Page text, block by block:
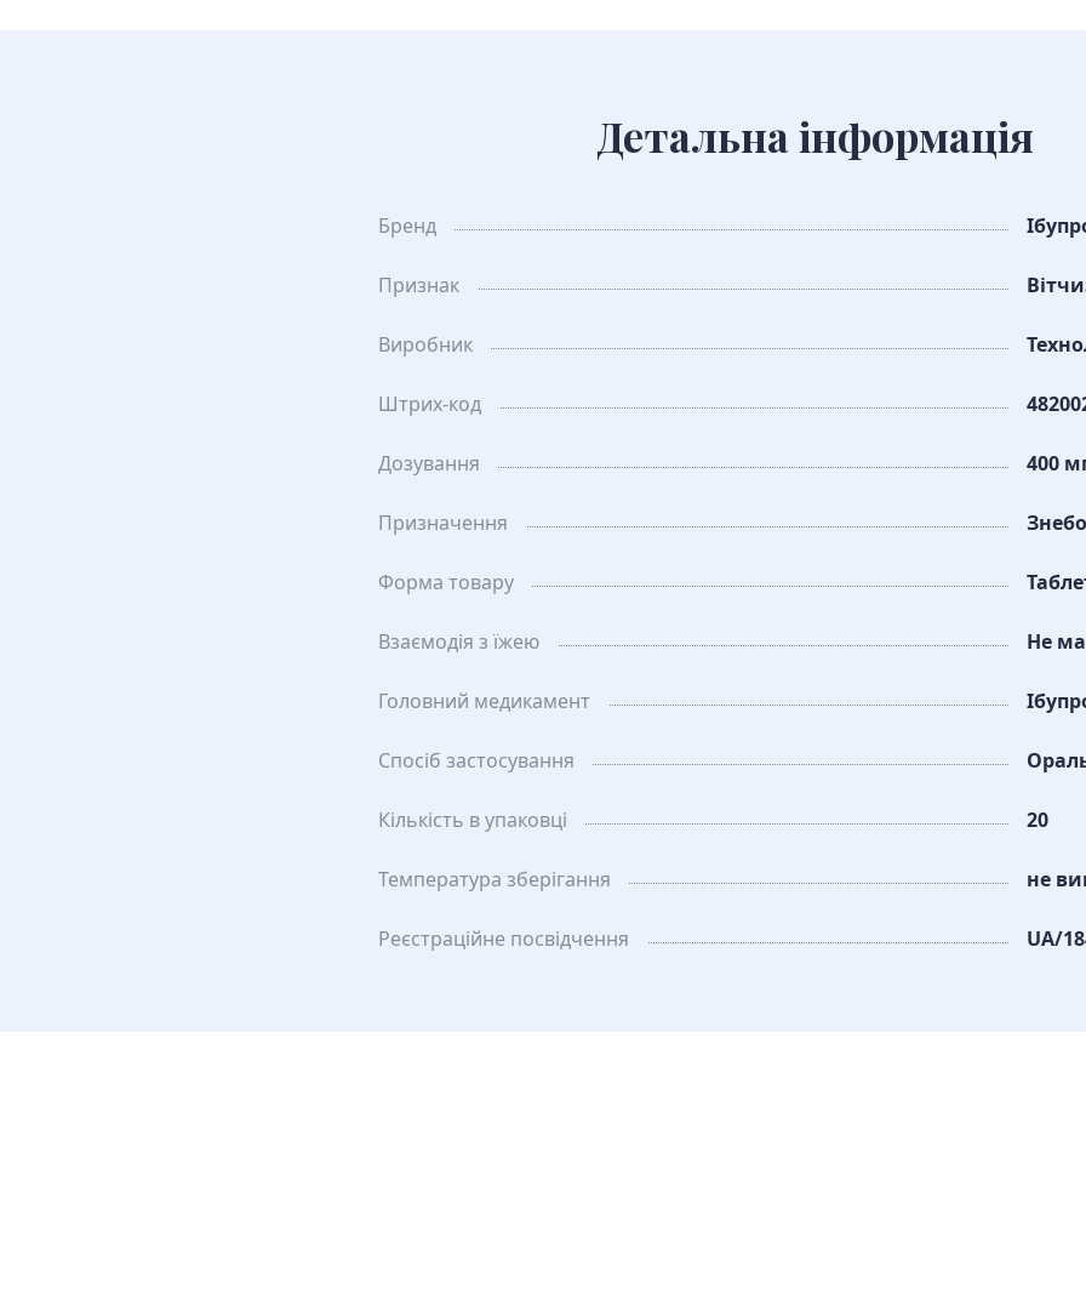
Детальна інформація
Бренд
Признак
Виробник
Штрих-код
Дозування 400
Призначення
Форма товару
Взаємодія з їжею Не
Головний медикамент
Спосіб застосування
Кількість в упаковці 20
Температура зберiгання не
Реєстраційне посвідчення UA/